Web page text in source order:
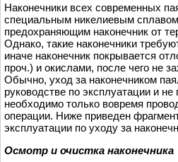
Наконечники всех современных
специальным никелиевым
предохраняющим наконечник от
Однако, такие наконечники
иначе наконечник покрывается
проч.) и окислами, после чего не
Обычно, уход за наконечником
руководстве по эксплуатации и не
необходимо только вовремя
операции. Ниже приведен
эксплуатации по уходу за
Осмотр и очистка наконечника